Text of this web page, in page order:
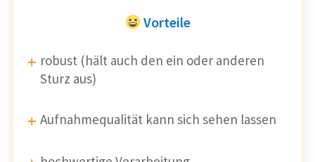
Vorteile
robust (hält auch den ein oder anderen
Sturz aus)
Aufnahmequalität kann sich sehen lassen